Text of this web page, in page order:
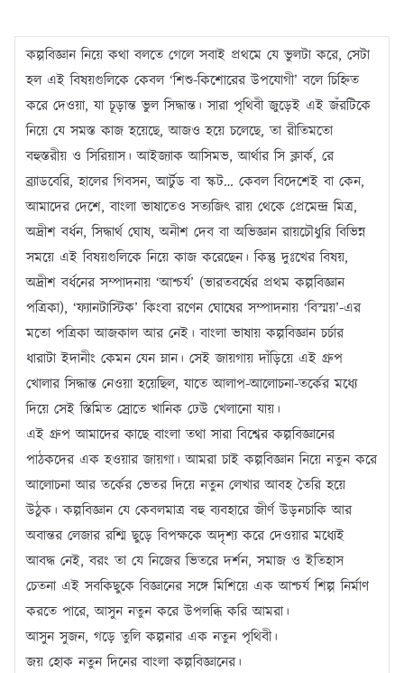
কল্পবিজ্ঞান নিয়ে কথা বলতে গেলে সবাই প্রথমে যে ভুলটা করে, সেটা
হল এই বিষয়গুলিকে কেবল ‘শিশু-কিশোরের উপযোগী’ বলে চিহ্নিত
করে দেওয়া, যা চূড়ান্ত ভুল সিদ্ধান্ত। সারা পৃথিবী জুড়েই এই জঁরটিকে
নিয়ে যে সমস্ত কাজ হয়েছে, আজও হয়ে চলেছে, তা রীতিমতো
বহুস্তরীয় ও সিরিয়াস। আইজ্যাক আসিমভ, আর্থার সি ক্লার্ক, রে
ব্র্যাডবেরি, হালের গিবসন, আর্টুড বা স্কট… কেবল বিদেশেই বা কেন,
আমাদের দেশে, বাংলা ভাষাতেও সত্যজিৎ রায় থেকে প্রেমেন্দ্র মিত্র,
অদ্রীশ বর্ধন, সিদ্ধার্থ ঘোষ, অনীশ দেব বা অভিজ্ঞান রায়চৌধুরি বিভিন্ন
সময়ে এই বিষয়গুলিকে নিয়ে কাজ করেছেন। কিন্তু দুঃখের বিষয়,
অদ্রীশ বর্ধনের সম্পাদনায় ‘আশ্চর্য’ (ভারতবর্ষের প্রথম কল্পবিজ্ঞান
পত্রিকা), ‘ফ্যানটাস্টিক’ কিংবা রণেন ঘোষের সম্পাদনায় ‘বিস্ময়’-এর
মতো পত্রিকা আজকাল আর নেই। বাংলা ভাষায় কল্পবিজ্ঞান চর্চার
ধারাটা ইদানীং কেমন যেন ম্লান। সেই জায়গায় দাঁড়িয়ে এই গ্রুপ
খোলার সিদ্ধান্ত নেওয়া হয়েছিল, যাতে আলাপ-আলোচনা-তর্কের মধ্যে
দিয়ে সেই স্তিমিত স্রোতে খানিক ঢেউ খেলানো যায়।
এই গ্রুপ আমাদের কাছে বাংলা তথা সারা বিশ্বের কল্পবিজ্ঞানের
পাঠকদের এক হওয়ার জায়গা। আমরা চাই কল্পবিজ্ঞান নিয়ে নতুন করে
আলোচনা আর তর্কের ভেতর দিয়ে নতুন লেখার আবহ তৈরি হয়ে
উঠুক। কল্পবিজ্ঞান যে কেবলমাত্র বহু ব্যবহারে জীর্ণ উড়নচাকি আর
অবান্তর লেজার রশ্মি ছুড়ে বিপক্ষকে অদৃশ্য করে দেওয়ার মধ্যেই
আবদ্ধ নেই, বরং তা যে নিজের ভিতরে দর্শন, সমাজ ও ইতিহাস
চেতনা এই সবকিছুকে বিজ্ঞানের সঙ্গে মিশিয়ে এক আশ্চর্য শিল্প নির্মাণ
করতে পারে, আসুন নতুন করে উপলব্ধি করি আমরা।
আসুন সুজন, গড়ে তুলি কল্পনার এক নতুন পৃথিবী।
জয় হোক নতুন দিনের বাংলা কল্পবিজ্ঞানের।